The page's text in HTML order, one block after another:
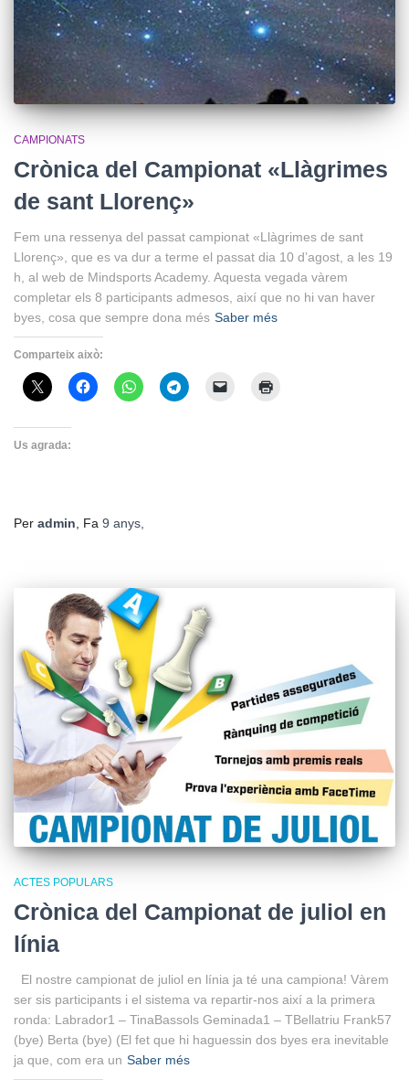
CAMPIONATS
Crònica del Campionat «Llàgrimes
de sant Llorenç»
Fem una ressenya del passat campionat «Llàgrimes de sant
Llorenç», que es va dur a terme el passat dia 10 d’agost, a les 19
h, al web de Mindsports Academy. Aquesta vegada vàrem
completar els 8 participants admesos, així que no hi van haver
byes, cosa que sempre dona més Saber més
Comparteix això:
Us agrada:
Per admin , Fa 9 anys
ACTES POPULARS
Crònica del Campionat de juliol en
línia
El nostre campionat de juliol en línia ja té una campiona! Vàrem
ser sis participants i el sistema va repartir-nos així a la primera
ronda: Labrador1 – TinaBassols Geminada1 – TBellatriu Frank57
(bye) Berta (bye) (El fet que hi haguessin dos byes era inevitable
ja que, com era un Saber més